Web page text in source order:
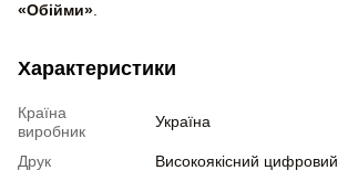
«Обійми».
Характеристики
Країна
виробник
Україна
Друк
Високоякісний цифровий